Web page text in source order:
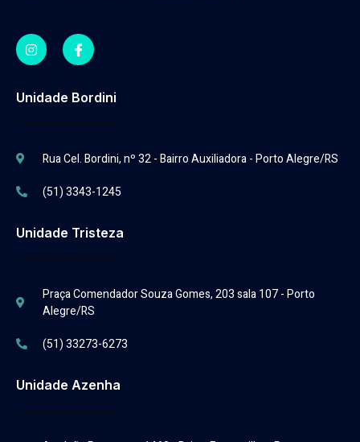
Unidade Bordini
Rua Cel. Bordini, nº 32 - Bairro Auxiliadora - Porto Alegre/RS
(51) 3343-1245
Unidade Tristeza
Praça Comendador Souza Gomes, 203 sala 107 - Porto
Alegre/RS
(51) 33273-6273
Unidade Azenha